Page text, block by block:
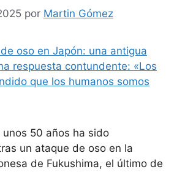
por Martin Gómez
50 años ha sido
un ataque de oso en la
de Fukushima, el último de